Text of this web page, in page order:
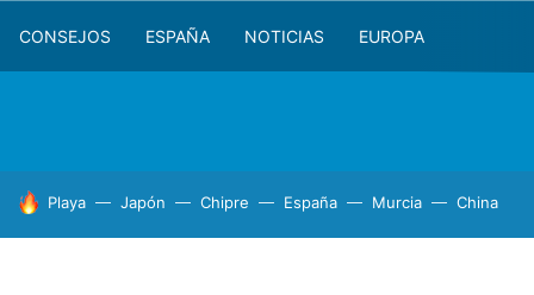
CONSEJOS ESPAÑA NOTICIAS EUROPA
HOY SE HABLA DE
Playa Japón Chipre España Murcia China